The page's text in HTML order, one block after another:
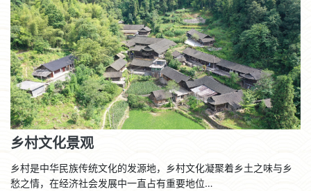
乡村文化景观
乡村是中华民族传统文化的发源地，乡村文化凝聚着乡土之味与乡
愁之情，在经济社会发展中一直占有重要地位…